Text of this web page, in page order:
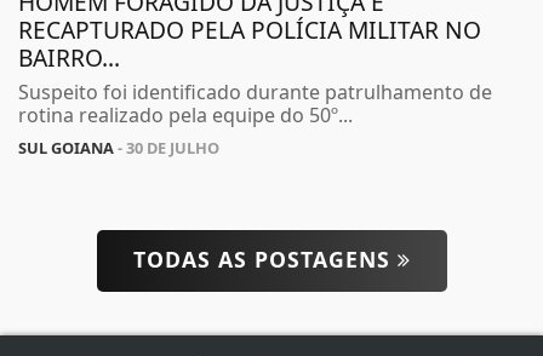
RECAPTURADO PELA POLÍCIA MILITAR NO
BAIRRO...
Suspeito foi identificado durante patrulhamento de
rotina realizado pela equipe do 50º...
SUL GOIANA- 30 DE JULHO
TODAS AS POSTAGENS